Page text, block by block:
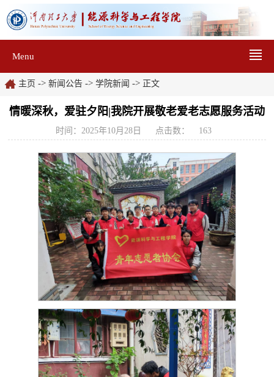
Menu
主页 -> 新闻公告 -> 学院新闻 -> 正文
情暖深秋，爱驻夕阳|我院开展敬老爱老志愿服务活动
时间：2025年10月28日 点击数： 163